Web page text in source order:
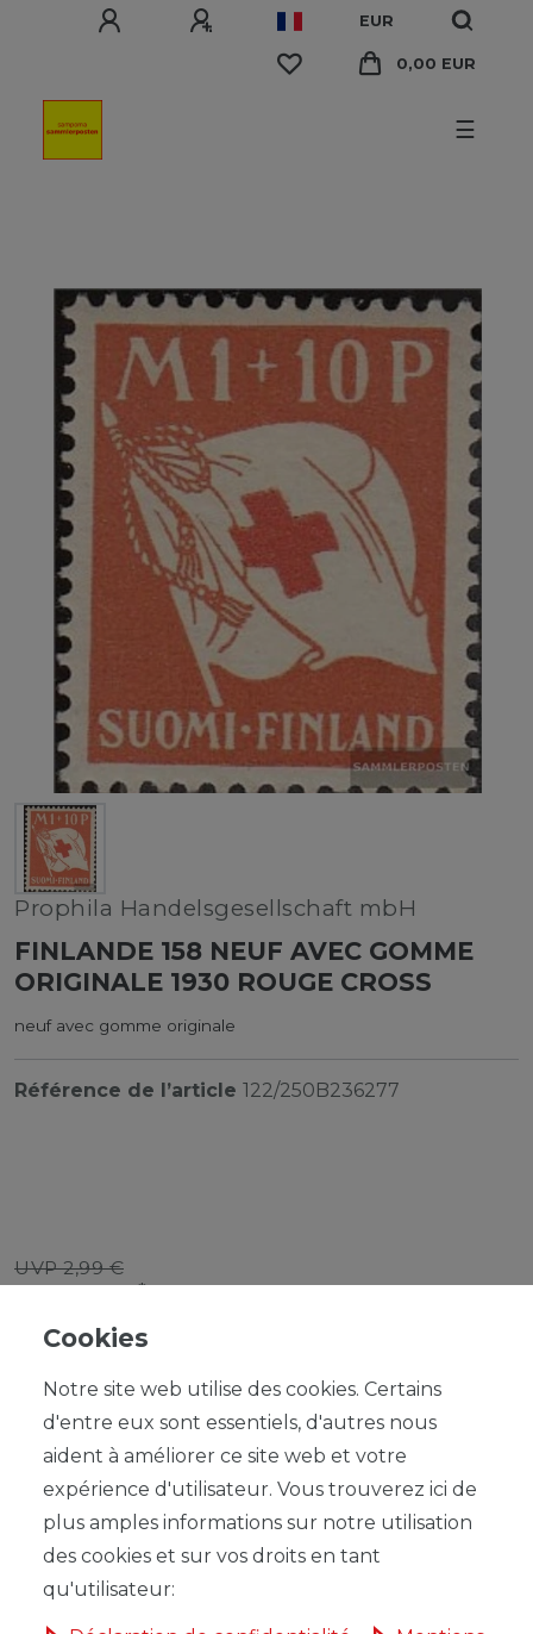
EUR
0,00 EUR
☰
Prophila Handelsgesellschaft mbH
FINLANDE 158 NEUF AVEC GOMME
ORIGINALE 1930 ROUGE CROSS
neuf avec gomme originale
Référence de l’article 122/250B236277
UVP 2,99 €
*
Contenu1
DANS LE PANIER
Cookies
Notre site web utilise des cookies. Certains
d'entre eux sont essentiels, d'autres nous
aident à améliorer ce site web et votre
expérience d'utilisateur. Vous trouverez ici de
plus amples informations sur notre utilisation
des cookies et sur vos droits en tant
qu'utilisateur: